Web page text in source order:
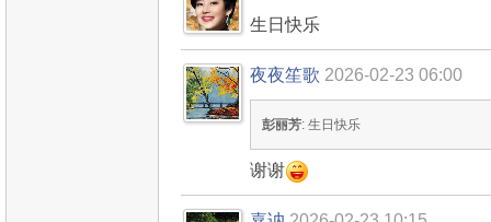
生日快乐
夜夜笙歌 2026-02-23 06:00
彭丽芳: 生日快乐
谢谢